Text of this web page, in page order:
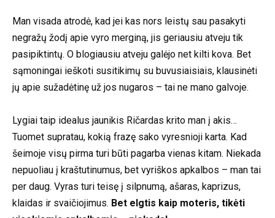
Man visada atrodė, kad jei kas nors leistų sau pasakyti
negražų žodį apie vyro merginą, jis geriausiu atveju tik
pasipiktintų. O blogiausiu atveju galėjo net kilti kova. Bet
sąmoningai ieškoti susitikimų su buvusiaisiais, klausinėti
jų apie sužadėtinę už jos nugaros – tai ne mano galvoje.
Lygiai taip idealus jaunikis Ričardas krito man į akis…
Tuomet supratau, kokią frazę sako vyresnioji karta. Kad
šeimoje visų pirma turi būti pagarba vienas kitam. Niekada
nepuoliau į kraštutinumus, bet vyriškos apkalbos – man tai
per daug. Vyras turi teisę į silpnumą, ašaras, kaprizus,
klaidas ir svaičiojimus. Bet elgtis kaip moteris, tikėti